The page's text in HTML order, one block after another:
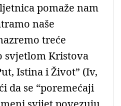
pomaže nam
naše
treće
svjetlom Kristova
Istina i Život” (Iv,
da se “poremećaji